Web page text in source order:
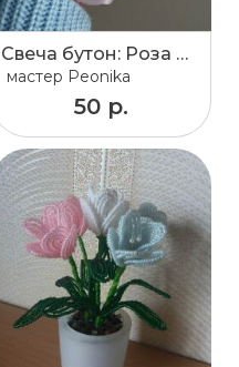
Свеча бутон: Роза Остина
мастер Peonika
50 р.